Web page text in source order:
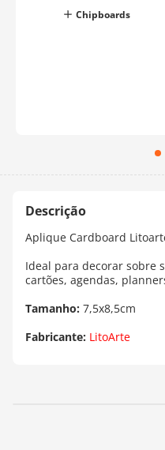
Chipboards
Aplique Cardboard
Ideal para decorar sobre
cartões, agendas,
Tamanho: 7,5x8,5cm
Fabricante: LitoArte